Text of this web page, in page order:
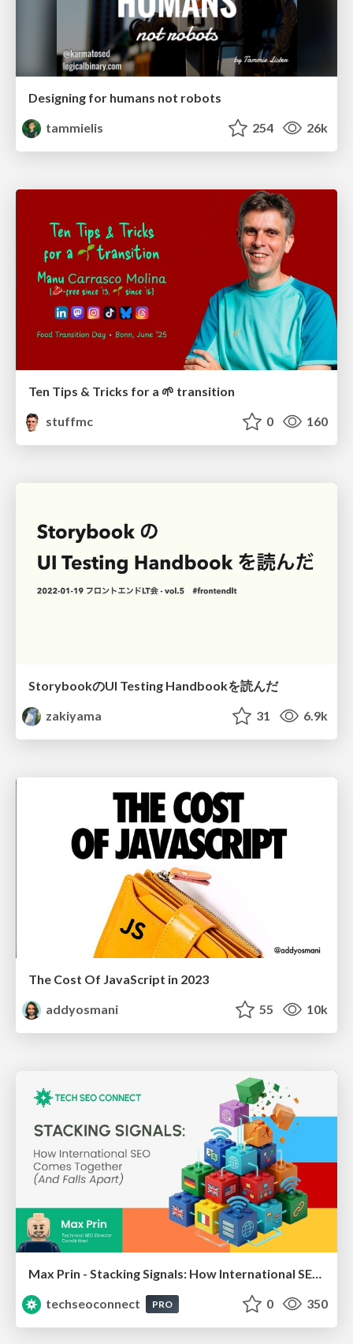
Designing for humans not robots
tammielis
254 26k
Ten Tips & Tricks for a 🌱 transition
stuffmc
0 160
StorybookのUI Testing Handbookを読んだ
zakiyama
31 6.9k
The Cost Of JavaScript in 2023
addyosmani
55 10k
techseoconnect
PRO 0 350